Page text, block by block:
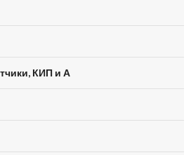
КИП и А